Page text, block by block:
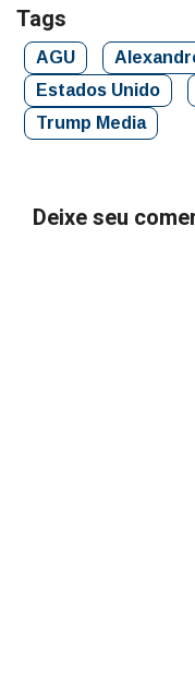
Tags
AGU
Estados Unido
Trump Media
Deixe seu